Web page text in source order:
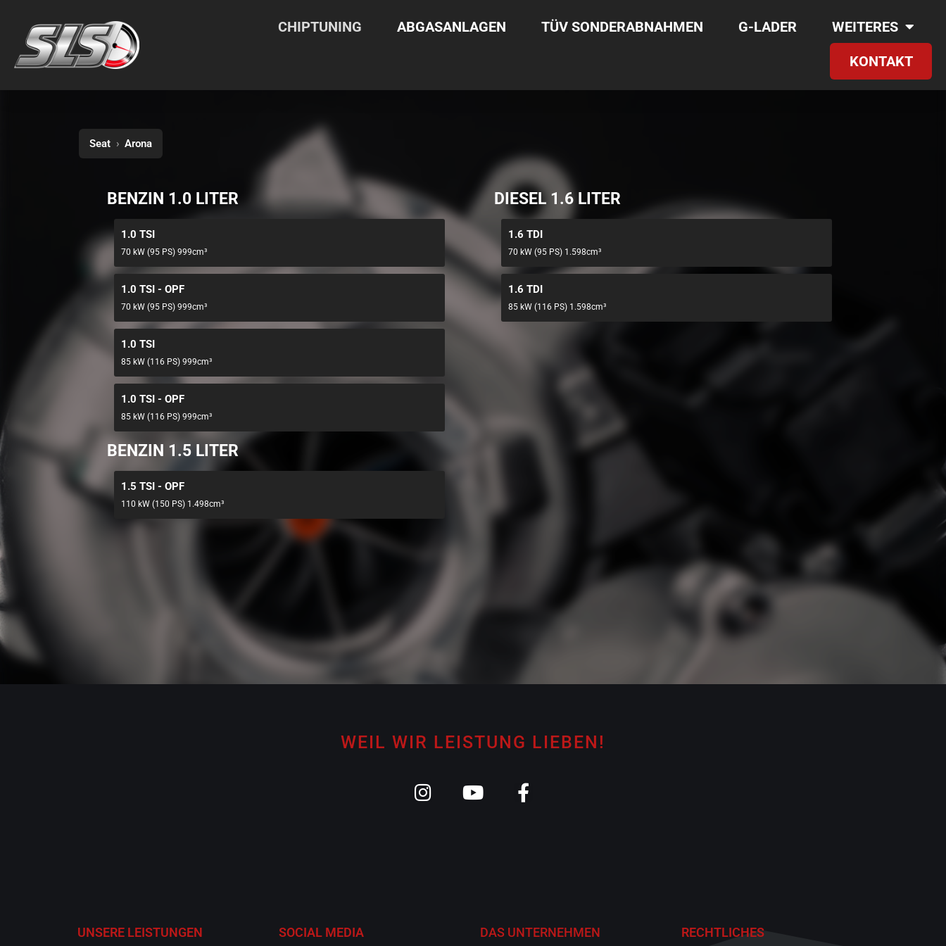
CHIPTUNING ABGASANLAGEN TÜV SONDERABNAHMEN G-LADER WEITERES
KONTAKT
Seat › Arona
BENZIN 1.0 LITER
1.0 TSI
70 kW (95 PS) 999cm³
1.0 TSI - OPF
70 kW (95 PS) 999cm³
1.0 TSI
85 kW (116 PS) 999cm³
1.0 TSI - OPF
85 kW (116 PS) 999cm³
BENZIN 1.5 LITER
1.5 TSI - OPF
110 kW (150 PS) 1.498cm³
DIESEL 1.6 LITER
1.6 TDI
70 kW (95 PS) 1.598cm³
1.6 TDI
85 kW (116 PS) 1.598cm³
WEIL WIR LEISTUNG LIEBEN!
UNSERE LEISTUNGEN SOCIAL MEDIA DAS UNTERNEHMEN RECHTLICHES